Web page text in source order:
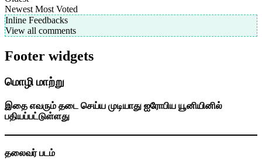
Newest Most Voted
Inline Feedbacks
View all comments
Footer widgets
மொழி மாற்று
இதை எவரும் தடை செய்ய முடியாது ஐரோபிய யூனியினில்
பதியப்பட்டுள்ளது
தலைவர் படம்